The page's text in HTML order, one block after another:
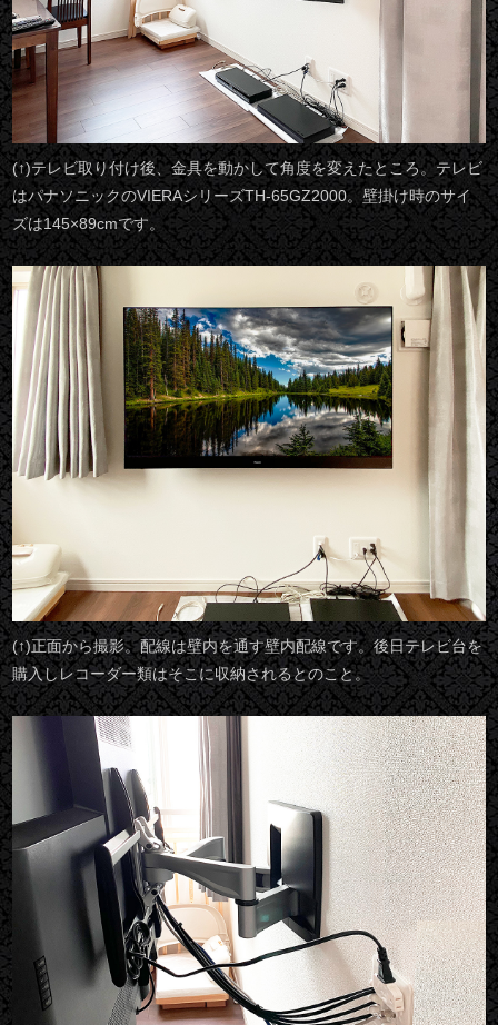
(↑)テレビ取り付け後、金具を動かして角度を変えたところ。テレビ
はパナソニックのVIERAシリーズTH-65GZ2000。壁掛け時のサイ
ズは145×89cmです。
(↑)正面から撮影。配線は壁内を通す壁内配線です。後日テレビ台を
購入しレコーダー類はそこに収納されるとのこと。